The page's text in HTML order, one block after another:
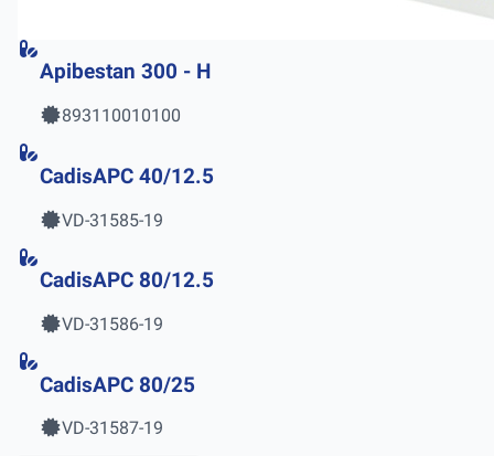
Apibestan 300 - H
893110010100
CadisAPC 40/12.5
VD-31585-19
CadisAPC 80/12.5
VD-31586-19
CadisAPC 80/25
VD-31587-19